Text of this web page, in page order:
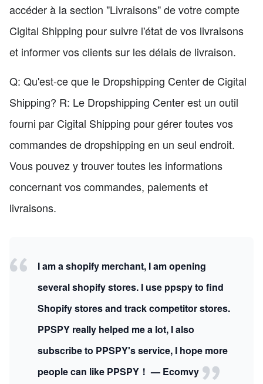
accéder à la section "Livraisons" de votre compte
Cigital Shipping pour suivre l'état de vos livraisons
et informer vos clients sur les délais de livraison.
Q: Qu'est-ce que le Dropshipping Center de Cigital
Shipping? R: Le Dropshipping Center est un outil
fourni par Cigital Shipping pour gérer toutes vos
commandes de dropshipping en un seul endroit.
Vous pouvez y trouver toutes les informations
concernant vos commandes, paiements et
livraisons.
I am a shopify merchant, I am opening
several shopify stores. I use ppspy to find
Shopify stores and track competitor stores.
PPSPY really helped me a lot, I also
subscribe to PPSPY's service, I hope more
people can like PPSPY！ — Ecomvy